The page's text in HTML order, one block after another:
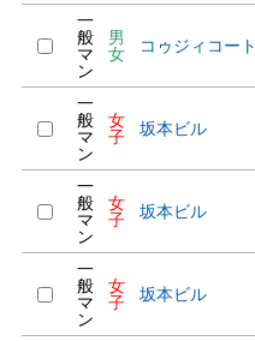
一
般
マ
ン
男
女
コゥジィコート
一
般
マ
ン
女
子
坂本ビル
一
般
マ
ン
女
子
坂本ビル
一
般
マ
ン
女
子
坂本ビル